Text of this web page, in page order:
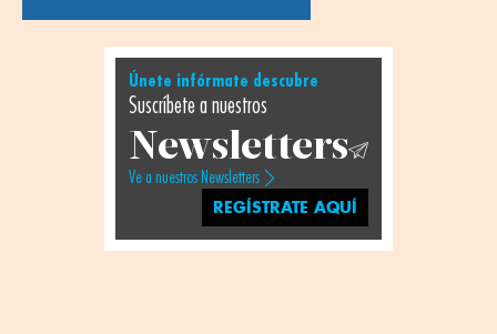
Únete infórmate descubre
Suscríbete a nuestros
Newsletters
Ve a nuestros Newsletters
REGÍSTRATE AQUÍ